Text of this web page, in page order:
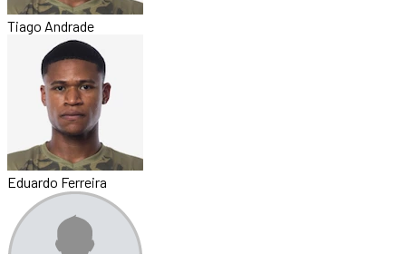
Tiago Andrade
Eduardo Ferreira